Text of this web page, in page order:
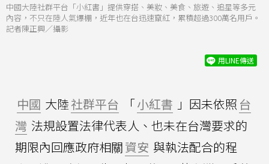
中國大陸社群平台「小紅書」提供穿搭、美妝、美食、旅遊、追星等多元
內容，不只在陸人氣爆棚，近年也在台迅速竄紅，累積超過300萬名用戶。
記者陳正興／攝影
用LINE傳送
中國 大陸社群平台 「小紅書 」因未依照 台
灣 法規設置法律代表人、也未在台灣要求的
期限內回應政府相關資安 與執法配合的程